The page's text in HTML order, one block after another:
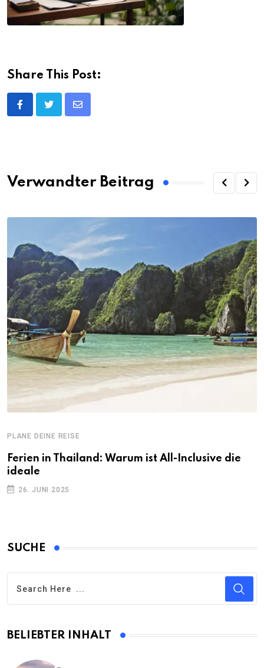
Share This Post:
Share
Verwandter Beitrag
PLANE DEINE REISE
Ferien in Thailand: Warum ist All-Inclusive die
ideale
26. JUNI 2025
SUCHE
BELIEBTER INHALT